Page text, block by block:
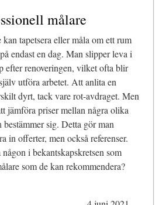
målare
tapetsera eller måla om ett rum
endast en dag. Man slipper leva i
efter renoveringen, vilket ofta blir
utföra arbetet. Att anlita en
dyrt, tack vare rot-avdraget. Men
jämföra priser mellan några olika
sig. Detta gör man
in offerter, men också referenser.
i bekantskapskretsen som
som de kan rekommendera?